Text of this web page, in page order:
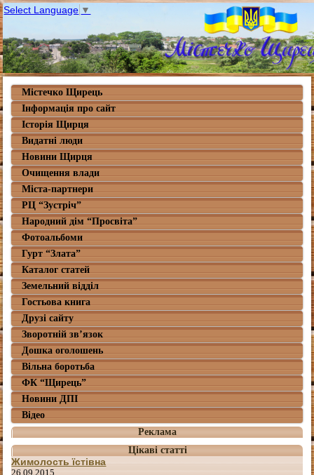
Select Language ▼
Містечко Щирець
Інформація про сайт
Історія Щирця
Видатні люди
Новини Щирця
Очищення влади
Міста-партнери
РЦ “Зустріч”
Народний дім “Просвіта”
Фотоальбоми
Гурт “Злата”
Каталог статей
Земельний відділ
Гостьова книга
Друзі сайту
Зворотній зв’язок
Дошка оголошень
Вільна боротьба
ФК “Щирець”
Новини ДПІ
Відео
Реклама
Цікаві статті
Жимолость їстівна
26.09.2015